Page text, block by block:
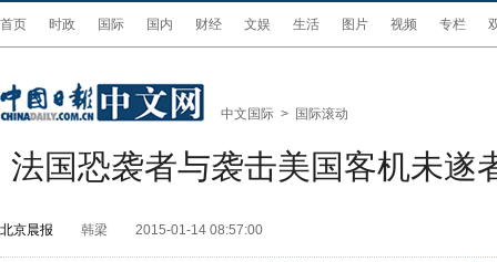
首页 时政 国际 国内 财经 文娱 生活 图片 视频 专栏
中文国际 > 国际滚动
法国恐袭者与袭击美国客机未遂
北京晨报 韩梁 2015-01-14 08:57:00